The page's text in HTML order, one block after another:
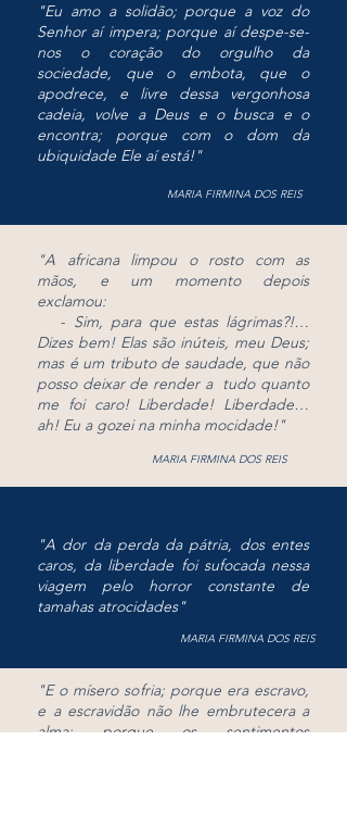
"Eu amo a solidão; porque a voz do
Senhor aí impera; porque aí despe-se-
nos o coração do orgulho da
sociedade, que o embota, que o
apodrece, e livre dessa vergonhosa
cadeia, volve a Deus e o busca e o
encontra; porque com o dom da
ubiquidade Ele aí está!"
MARIA FIRMINA DOS REIS
"A africana limpou o rosto com as
mãos, e um momento depois
exclamou:
- Sim, para que estas lágrimas?!…
Dizes bem! Elas são inúteis, meu Deus;
mas é um tributo de saudade, que não
posso deixar de render a tudo quanto
me foi caro! Liberdade! Liberdade…
ah! Eu a gozei na minha mocidade!"
MARIA FIRMINA DOS REIS
"A dor da perda da pátria, dos entes
caros, da liberdade foi sufocada nessa
viagem pelo horror constante de
tamahas atrocidades"
MARIA FIRMINA DOS REIS
"E o mísero sofria; porque era escravo,
e a escravidão não lhe embrutecera a
alma; porque os sentimentos